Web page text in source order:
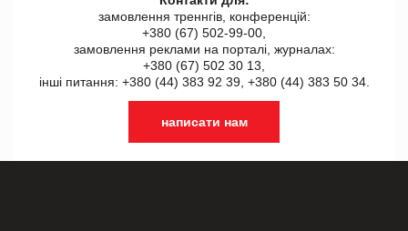
замовлення треннгів, конференцій:
+380 (67) 502-99-00,
замовлення реклами на порталі, журналах:
+380 (67) 502 30 13,
інші питання: +380 (44) 383 92 39, +380 (44) 383 50 34.
написати нам